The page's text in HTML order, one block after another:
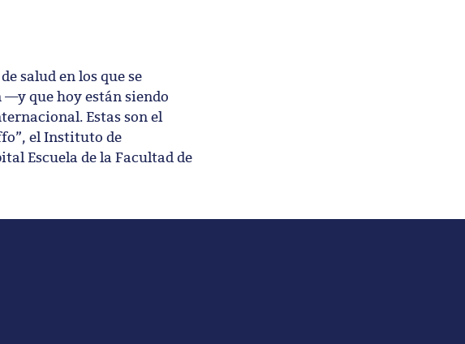
salud en los que se
que hoy están siendo
Estas son el
el Instituto de
Escuela de la Facultad de